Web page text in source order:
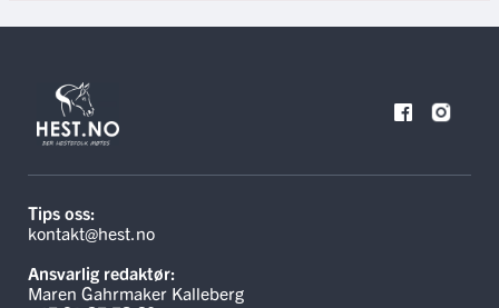
Tips oss:
kontakt@hest.no
Ansvarlig redaktør:
Maren Gahrmaker Kalleberg